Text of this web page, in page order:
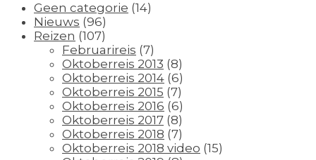
Geen categorie (14)
Nieuws (96)
Reizen (107)
Februarireis (7)
Oktoberreis 2013 (8)
Oktoberreis 2014 (6)
Oktoberreis 2015 (7)
Oktoberreis 2016 (6)
Oktoberreis 2017 (8)
Oktoberreis 2018 (7)
Oktoberreis 2018 video (15)